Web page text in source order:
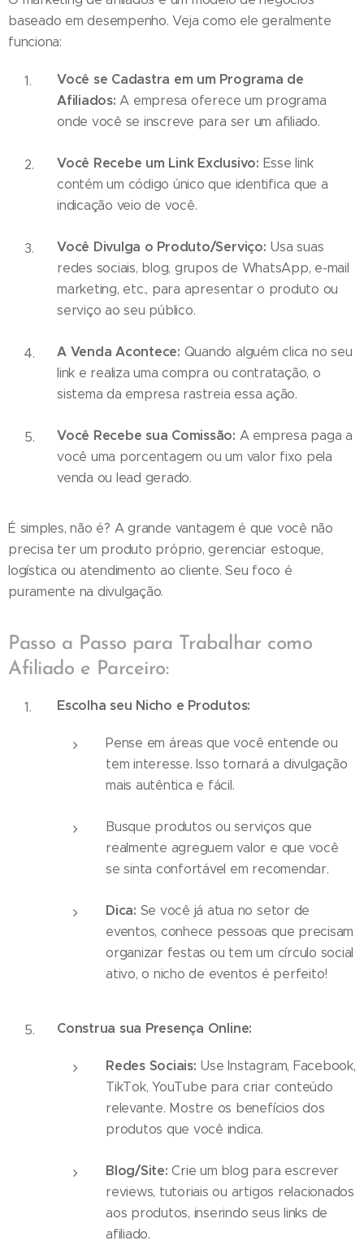
baseado em desempenho. Veja como ele geralmente
funciona:
Você se Cadastra em um Programa de
Afiliados: A empresa oferece um programa
onde você se inscreve para ser um afiliado.
Você Recebe um Link Exclusivo: Esse link
contém um código único que identifica que a
indicação veio de você.
Você Divulga o Produto/Serviço: Usa suas
redes sociais, blog, grupos de WhatsApp, e-mail
marketing, etc., para apresentar o produto ou
serviço ao seu público.
A Venda Acontece: Quando alguém clica no seu
link e realiza uma compra ou contratação, o
sistema da empresa rastreia essa ação.
Você Recebe sua Comissão: A empresa paga a
você uma porcentagem ou um valor fixo pela
venda ou lead gerado.
É simples, não é? A grande vantagem é que você não
precisa ter um produto próprio, gerenciar estoque,
logística ou atendimento ao cliente. Seu foco é
puramente na divulgação.
Passo a Passo para Trabalhar como
Afiliado e Parceiro:
Escolha seu Nicho e Produtos:
Pense em áreas que você entende ou
tem interesse. Isso tornará a divulgação
mais autêntica e fácil.
Busque produtos ou serviços que
realmente agreguem valor e que você
se sinta confortável em recomendar.
Dica: Se você já atua no setor de
eventos, conhece pessoas que precisam
organizar festas ou tem um círculo social
ativo, o nicho de eventos é perfeito!
Construa sua Presença Online:
Redes Sociais: Use Instagram, Facebook,
TikTok, YouTube para criar conteúdo
relevante. Mostre os benefícios dos
produtos que você indica.
Blog/Site: Crie um blog para escrever
reviews, tutoriais ou artigos relacionados
aos produtos, inserindo seus links de
afiliado.